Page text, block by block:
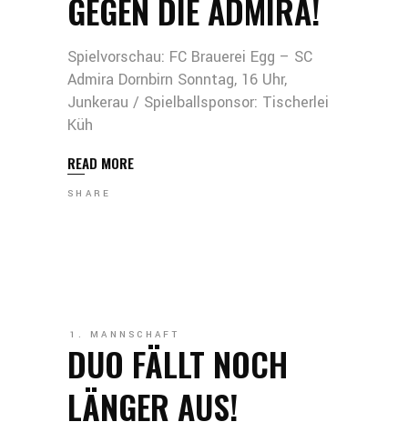
GEGEN DIE ADMIRA!
Spielvorschau: FC Brauerei Egg – SC
Admira Dornbirn Sonntag, 16 Uhr,
Junkerau / Spielballsponsor: Tischerlei
Küh
READ MORE
SHARE
1. MANNSCHAFT
DUO FÄLLT NOCH
LÄNGER AUS!